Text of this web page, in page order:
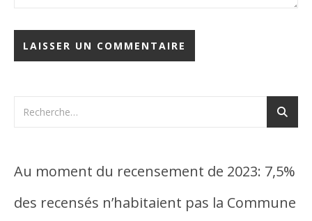
Au moment du recensement de 2023: 7,5%
des recensés n’habitaient pas la Commune